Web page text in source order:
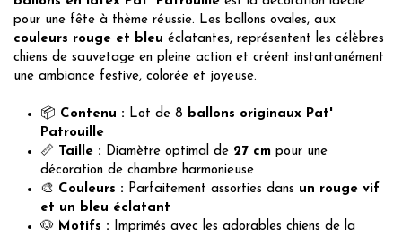
pour une fête à thème réussie. Les ballons ovales, aux
couleurs rouge et bleu éclatantes, représentent les célèbres
chiens de sauvetage en pleine action et créent instantanément
une ambiance festive, colorée et joyeuse.
📦 Contenu : Lot de 8 ballons originaux Pat'
Patrouille
📏 Taille : Diamètre optimal de 27 cm pour une
décoration de chambre harmonieuse
🎨 Couleurs : Parfaitement assorties dans un rouge vif
et un bleu éclatant
🐶 Motifs : Imprimés avec les adorables chiens de la